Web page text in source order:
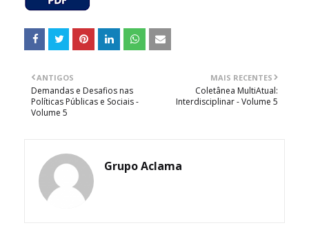
MAIS RECENTES
Coletânea MultiAtual:
Interdisciplinar - Volume 5
ANTIGOS
Demandas e Desafios nas
Políticas Públicas e Sociais -
Volume 5
Grupo Aclama